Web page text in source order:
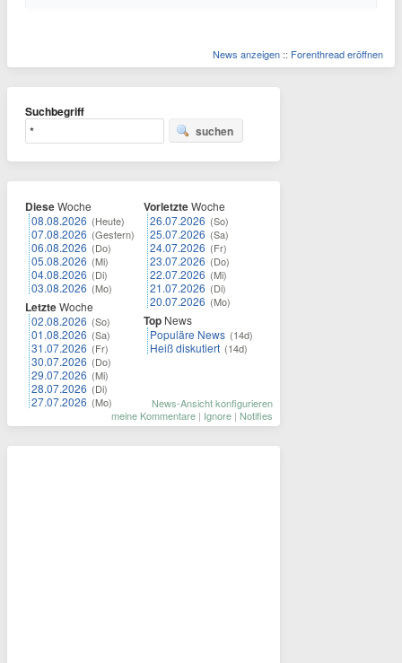
News anzeigen :: Forenthread eröffnen
Suchbegriff
suchen
DieseWoche
08.08.2026 (Heute)
07.08.2026 (Gestern)
06.08.2026 (Do)
05.08.2026 (Mi)
04.08.2026 (Di)
03.08.2026 (Mo)
LetzteWoche
02.08.2026 (So)
01.08.2026 (Sa)
31.07.2026 (Fr)
30.07.2026 (Do)
29.07.2026 (Mi)
28.07.2026 (Di)
27.07.2026 (Mo)
VorletzteWoche
26.07.2026 (So)
25.07.2026 (Sa)
24.07.2026 (Fr)
23.07.2026 (Do)
22.07.2026 (Mi)
21.07.2026 (Di)
20.07.2026 (Mo)
Top News
Populäre News (14d)
Heiß diskutiert (14d)
News-Ansicht konfigurieren
meine Kommentare | Ignore | Notifies